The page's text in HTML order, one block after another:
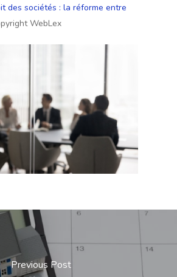
des sociétés : la réforme entre
WebLex
Previous Post